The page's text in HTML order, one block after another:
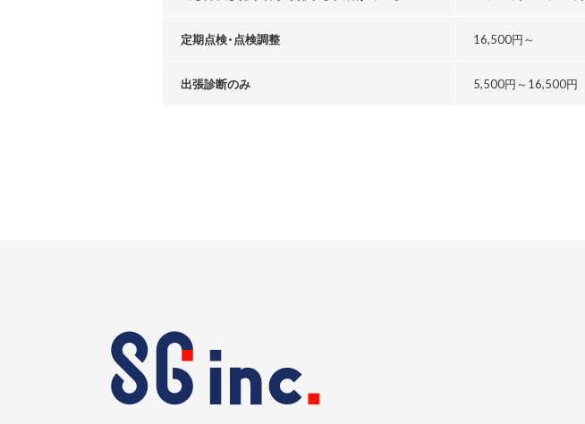
定期点検・点検調整 16,500円～
出張診断のみ 5,500円～ 16,500円